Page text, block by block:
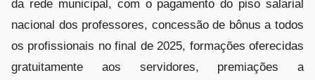
da rede municipal, com o pagamento do piso salarial
nacional dos professores, concessão de bônus a todos
os profissionais no final de 2025, formações oferecidas
gratuitamente aos servidores, premiações a